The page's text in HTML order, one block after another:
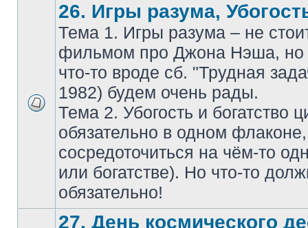
26. Игры разума,
Тема 1. Игры разума – не
фильмом про Джона Нэша, но
что-то вроде сб. "Трудная
1982) будем очень рады.
Тема 2. Убогость и богатство
обязательно в одном
сосредоточиться на чём-то
или богатстве). Но что-то
обязательно!
27. День космического